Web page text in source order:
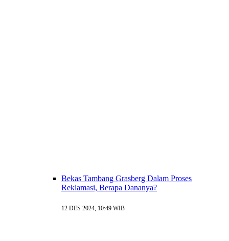
Bekas Tambang Grasberg Dalam Proses
Reklamasi, Berapa Dananya?
12 DES 2024, 10:49 WIB